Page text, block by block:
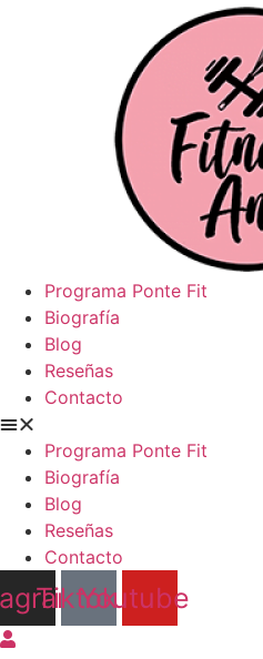
Programa Ponte Fit
Biografía
Blog
Reseñas
Contacto
Programa Ponte Fit
Biografía
Blog
Reseñas
Contacto
TiktokYoutube